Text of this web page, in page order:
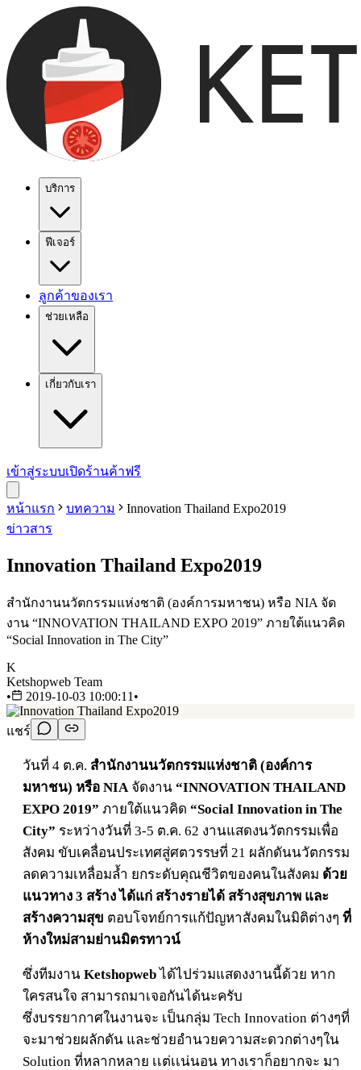
บริการ
ฟีเจอร์
ลูกค้าของเรา
ช่วยเหลือ
เกี่ยวกับเรา
เข้าสู่ระบบเปิดร้านค้าฟรี
หน้าแรก บทความ
Innovation Thailand Expo2019
ข่าวสาร
Innovation Thailand Expo2019
สำนักงานนวัตกรรมแห่งชาติ (องค์การมหาชน) หรือ NIA จัด
งาน “INNOVATION THAILAND EXPO 2019” ภายใต้แนวคิด
“Social Innovation in The City”
K
Ketshopweb Team
•
2019-10-03 10:00:11 •
แชร์
วันที่ 4 ต.ค. สำนักงานนวัตกรรมแห่งชาติ (องค์การ
มหาชน) หรือ NIAจัดงาน “INNOVATION THAILAND
EXPO 2019” ภายใต้แนวคิด “Social Innovation in The
City” ระหว่างวันที่ 3-5 ต.ค. 62 งานแสดงนวัตกรรมเพื่อ
สังคม ขับเคลื่อนประเทศสู่ศตวรรษที่ 21 ผลักดันนวัตกรรม
ลดความเหลื่อมล้ำ ยกระดับคุณชีวิตของคนในสังคม ด้วย
แนวทาง 3 สร้าง ได้แก่ สร้างรายได้ สร้างสุขภาพ และ
สร้างความสุข ตอบโจทย์การแก้ปัญหาสังคมในมิติต่างๆ ที่
ห้างใหม่สามย่านมิตรทาวน์
ซึ่งทีมงาน Ketshopwebได้ไปร่วมแสดงงานนี้ด้วย หาก
ใครสนใจ สามารถมาเจอกันได้นะครับ
ซึ่งบรรยากาศในงานจะ เป็นกลุ่ม Tech Innovation ต่างๆที่
จะมาช่วยผลักดัน และช่วยอำนวยความสะดวกต่างๆใน
Solution ที่หลากหลาย เเต่เเน่นอน ทางเราก็อยากจะ มา